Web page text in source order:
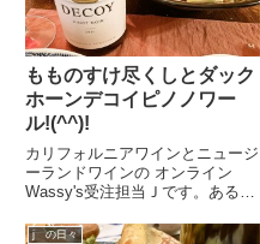
もものすけ尽くしとダック
ホーンデコイピノノワー
ル!(^^)!
カリフォルニアワインとニュージ
ーランドワインの オンライン
Wassy's受注担当Ｊです。ある日
すけこれは蕪の名前なのですが、
j の日々